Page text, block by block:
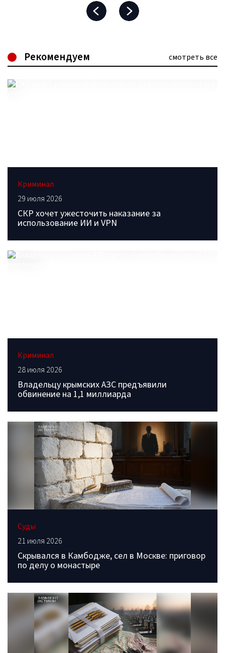
Рекомендуем смотреть все
Криминал
29 июля 2026
СКР хочет ужесточить наказание за
использование ИИ и VPN
Криминал
28 июля 2026
Владельцу крымских АЗС предъявили
обвинение на 1,1 миллиарда
Суды
21 июля 2026
Скрывался в Камбодже, сел в Москве: приговор
по делу о монастыре